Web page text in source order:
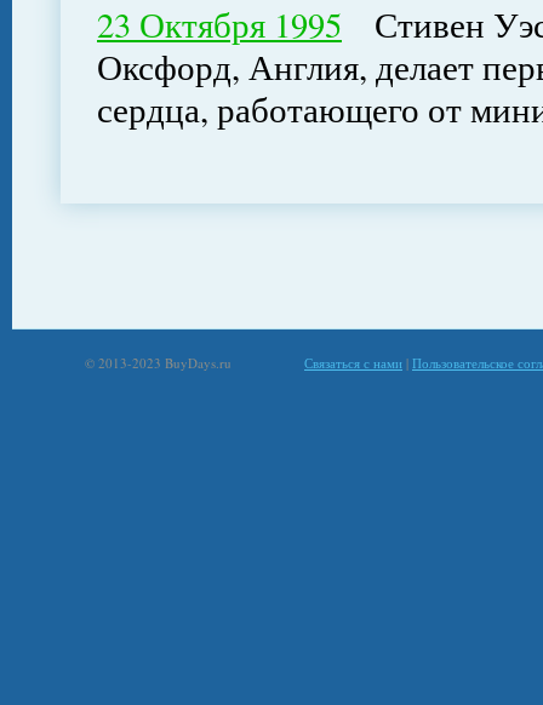
23 Октября 1995 Стивен
Оксфорд, Англия, делает
сердца, работающего от
© 2013-2023 BuyDays.ru Связаться с нами | Пользовательское